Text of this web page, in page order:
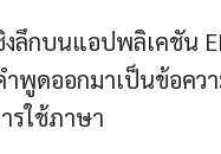
งลึกบนแอปพลิเคชัน
พูดออกมาเป็นข้อคว
รใช้ภาษา